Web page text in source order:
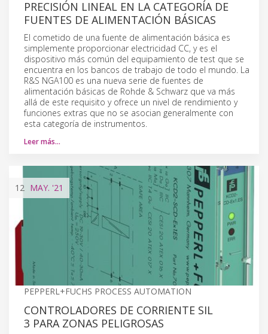
PRECISIÓN LINEAL EN LA CATEGORÍA DE
FUENTES DE ALIMENTACIÓN BÁSICAS
El cometido de una fuente de alimentación básica es
simplemente proporcionar electricidad CC, y es el
dispositivo más común del equipamiento de test que se
encuentra en los bancos de trabajo de todo el mundo. La
R&S NGA100 es una nueva serie de fuentes de
alimentación básicas de Rohde & Schwarz que va más
allá de este requisito y ofrece un nivel de rendimiento y
funciones extras que no se asocian generalmente con
esta categoría de instrumentos.
Leer más…
12 MAY. '21
PEPPERL+FUCHS PROCESS AUTOMATION
CONTROLADORES DE CORRIENTE SIL
3 PARA ZONAS PELIGROSAS